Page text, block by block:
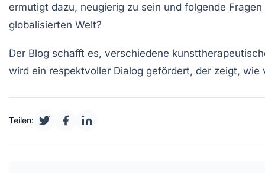
ermutigt dazu, neugierig zu sein und folgende
globalisierten Welt?
Der Blog schafft es, verschiedene
wird ein respektvoller Dialog gefördert, der zeigt,
Teilen: